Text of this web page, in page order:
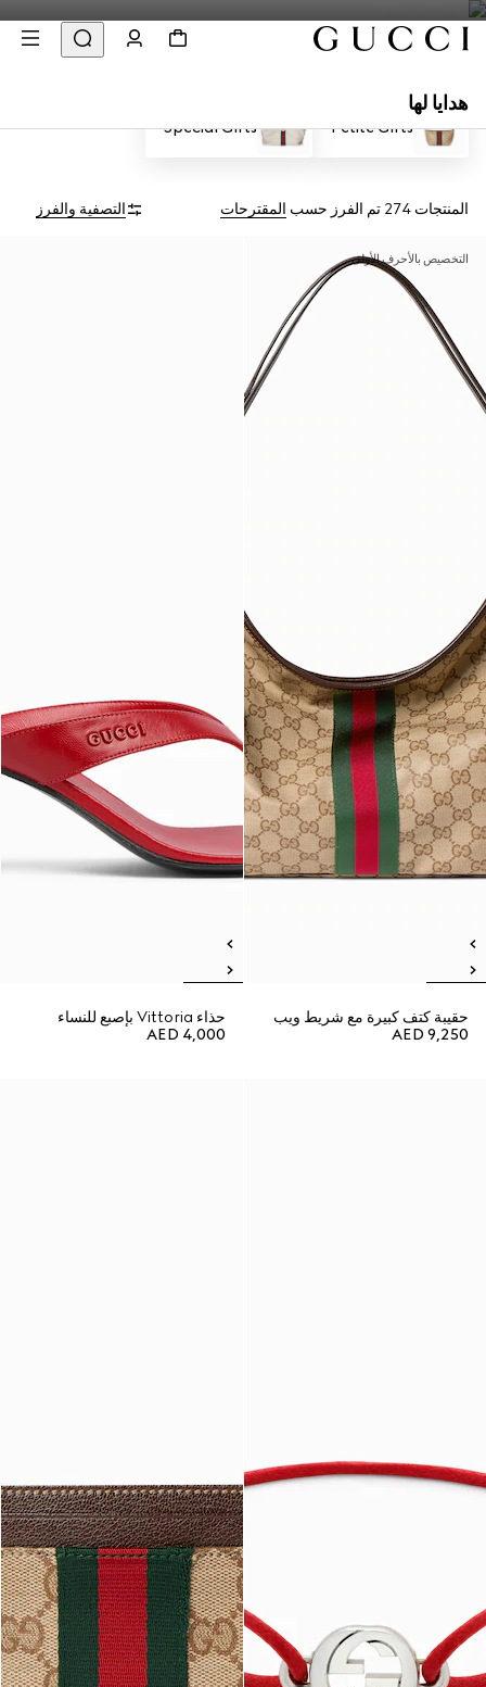
هدايا لها
Petite Gifts
Special Gifts
المنتجات 274 تم الفرز حسب المقترحات التصفية والفرز
التخصيص بالأحرف الأولى
حقيبة كتف كبيرة مع شريط ويب
AED 9,250
حذاء Vittoria بإصبع للنساء
AED 4,000